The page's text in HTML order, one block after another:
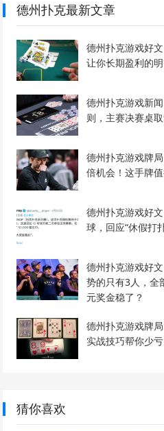
德州扑克最新文章
德州扑克游戏好
让你长期盈利的
德州扑克游戏新
则，主赛决赛桌
德州扑克游戏牌
倍机会！这手牌
德州扑克游戏好
球，回应“休假打
德州扑克游戏好
势的只有3人，全
元奖金稳了？
德州扑克游戏牌
实战技巧帮你少
猜你喜欢